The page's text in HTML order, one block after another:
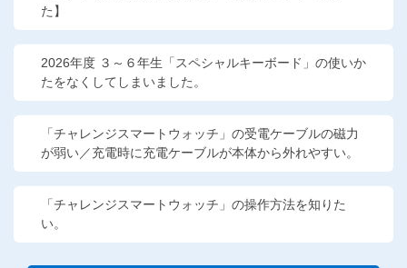
た】
2026年度 ３～６年生「スペシャルキーボード」の使いか
たをなくしてしまいました。
「チャレンジスマートウォッチ」の受電ケーブルの磁力
が弱い／充電時に充電ケーブルが本体から外れやすい。
「チャレンジスマートウォッチ」の操作方法を知りた
い。